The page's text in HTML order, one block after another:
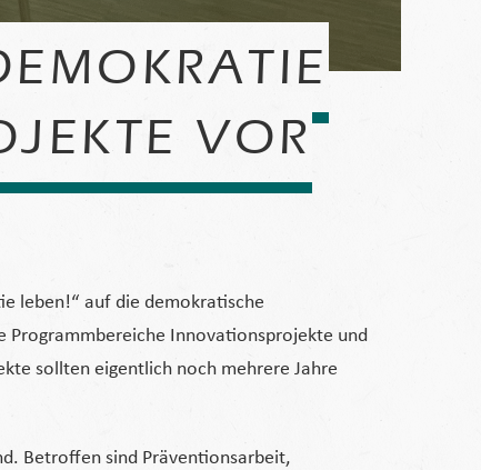
VOR
leben!“ auf die demokratische
Programmbereiche Innovationsprojekte und
sollten eigentlich noch mehrere Jahre
Betroffen sind Präventionsarbeit,